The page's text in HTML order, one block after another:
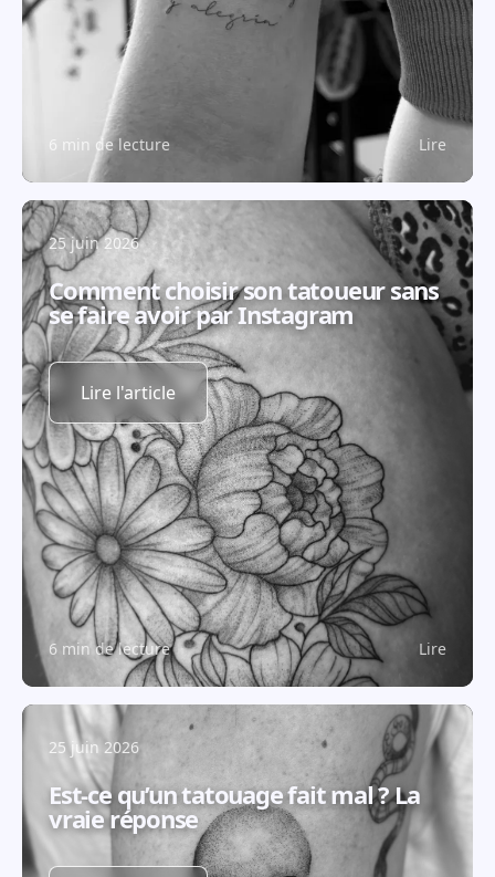
6 min de lecture Lire
25 juin 2026
Comment choisir son tatoueur sans
se faire avoir par Instagram
Lire l'article
6 min de lecture Lire
25 juin 2026
Est-ce qu’un tatouage fait mal ? La
vraie réponse